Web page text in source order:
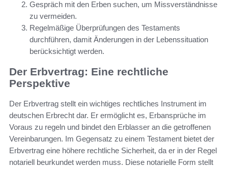
Gespräch mit den Erben suchen, um Missverständnisse
zu vermeiden.
Regelmäßige Überprüfungen des Testaments
durchführen, damit Änderungen in der Lebenssituation
berücksichtigt werden.
Der Erbvertrag: Eine rechtliche
Perspektive
Der Erbvertrag stellt ein wichtiges rechtliches Instrument im
deutschen Erbrecht dar. Er ermöglicht es, Erbansprüche im
Voraus zu regeln und bindet den Erblasser an die getroffenen
Vereinbarungen. Im Gegensatz zu einem Testament bietet der
Erbvertrag eine höhere rechtliche Sicherheit, da er in der Regel
notariell beurkundet werden muss. Diese notarielle Form stellt